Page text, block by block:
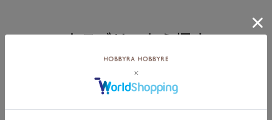
カテゴリーから探す